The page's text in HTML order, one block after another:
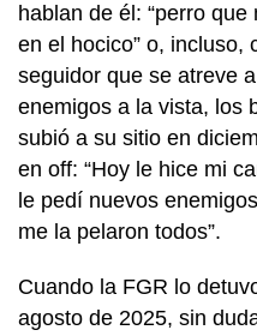
hablan de él: “perro
en el hocico” o, incluso,
seguidor que se atreve
enemigos a la vista, los
subió a su sitio en
en off: “Hoy le hice mi
le pedí nuevos
me la pelaron todos”.
Cuando la FGR lo
agosto de 2025, sin